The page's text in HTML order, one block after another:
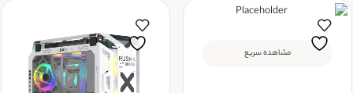
مشاهده سریع